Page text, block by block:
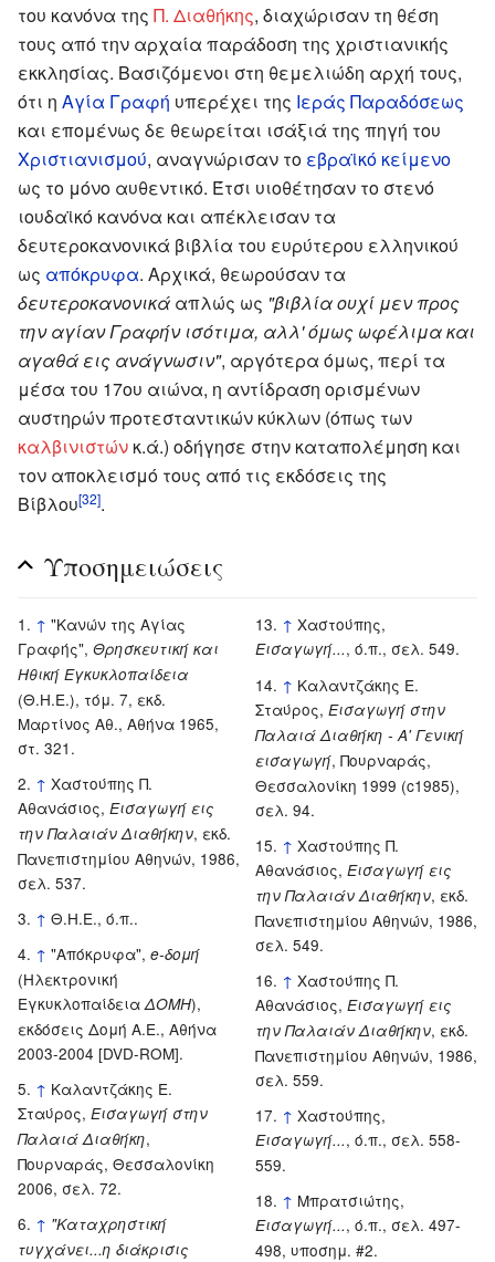
του κανόνα της Π. Διαθήκης, διαχώρισαν τη θέση
τους από την αρχαία παράδοση της χριστιανικής
εκκλησίας. Βασιζόμενοι στη θεμελιώδη αρχή τους,
ότι η Αγία Γραφή υπερέχει της Ιεράς Παραδόσεως
και επομένως δε θεωρείται ισάξιά της πηγή του
Χριστιανισμού, αναγνώρισαν το εβραϊκό κείμενο
ως το μόνο αυθεντικό. Έτσι υιοθέτησαν το στενό
ιουδαϊκό κανόνα και απέκλεισαν τα
δευτεροκανονικά βιβλία του ευρύτερου ελληνικού
ως απόκρυφα. Αρχικά, θεωρούσαν τα
δευτεροκανονικά απλώς ως "βιβλία ουχί μεν προς
την αγίαν Γραφήν ισότιμα, αλλ' όμως ωφέλιμα και
αγαθά εις ανάγνωσιν", αργότερα όμως, περί τα
μέσα του 17ου αιώνα, η αντίδραση ορισμένων
αυστηρών προτεσταντικών κύκλων (όπως των
καλβινιστών κ.ά.) οδήγησε στην καταπολέμηση και
τον αποκλεισμό τους από τις εκδόσεις της
Βίβλου[32].
Υποσημειώσεις
↑ "Κανών της Αγίας
Γραφής", Θρησκευτική και
Ηθική Εγκυκλοπαίδεια
(Θ.Η.Ε.), τόμ. 7, εκδ.
Μαρτίνος Αθ., Αθήνα 1965,
στ. 321.
↑ Χαστούπης Π.
Αθανάσιος, Εισαγωγή εις
την Παλαιάν Διαθήκην, εκδ.
Πανεπιστημίου Αθηνών, 1986,
σελ. 537.
↑ Θ.Η.Ε., ό.π..
↑ "Απόκρυφα", e-δομή
(Ηλεκτρονική
Εγκυκλοπαίδεια ΔΟΜΗ),
εκδόσεις Δομή Α.Ε., Αθήνα
2003-2004 [DVD-ROM].
↑ Καλαντζάκης Ε.
Σταύρος, Εισαγωγή στην
Παλαιά Διαθήκη,
Πουρναράς, Θεσσαλονίκη
2006, σελ. 72.
↑ "Kαταχρηστική
τυγχάνει...η διάκρισις
↑ Χαστούπης,
Εισαγωγή..., ό.π., σελ. 549.
↑ Καλαντζάκης Ε.
Σταύρος,Εισαγωγή στην
Παλαιά Διαθήκη - Α' Γενική
εισαγωγή, Πουρναράς,
Θεσσαλονίκη 1999 (c1985),
σελ. 94.
↑ Χαστούπης Π.
Αθανάσιος,Εισαγωγή εις
την Παλαιάν Διαθήκην, εκδ.
Πανεπιστημίου Αθηνών, 1986,
σελ. 549.
↑ Χαστούπης Π.
Αθανάσιος,Εισαγωγή εις
την Παλαιάν Διαθήκην, εκδ.
Πανεπιστημίου Αθηνών, 1986,
σελ. 559.
↑ Χαστούπης,
Εισαγωγή..., ό.π., σελ. 558-
559.
↑ Μπρατσιώτης,
Εισαγωγή..., ό.π., σελ. 497-
498, υποσημ. #2.